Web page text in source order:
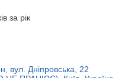
за рік
вул. Дніпровська, 22